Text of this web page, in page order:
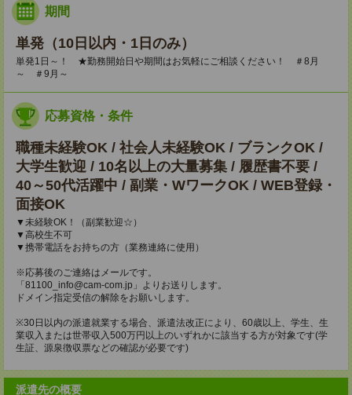
期間
単発（10日以内・1日のみ）
単発1日～！ ★勤務開始日や期間はお気軽にご相談ください！ ＃8月
～ ＃9月～
応募資格・条件
職種未経験OK / 社会人未経験OK / ブランクOK /
大学生歓迎 / 10名以上の大量募集 / 履歴書不要 /
40～50代活躍中 / 副業・WワークOK / WEB登録・
面接OK
▼未経験OK！（副業歓迎☆）
▼高校生不可
▼携帯電話をお持ちの方（業務連絡に使用）
※応募後のご連絡はメールです。
「81100_info@cam-com.jp」よりお送りします。
ドメイン指定受信の解除をお願いします。
※30日以内の派遣就業する場合、派遣法改正により、60歳以上、学生、生
業収入または世帯収入500万円以上のいずれかに該当する方が対象です(学
生証、源泉徴収票などの確認が必要です)
派遣先の概要